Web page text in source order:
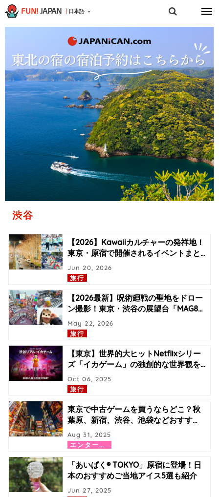
FUN! JAPAN 日本語
渋谷
【2026】Kawaiiカルチャーの発祥地！
東京・原宿で開催されるイベントまと…
旅行
Jun 20, 2026
【2026最新】呪術廻戦の聖地をドロー
ン撮影！東京・渋谷の展望台「MAG8…
旅行
May 22, 2026
【東京】世界的大ヒットNetflixシリー
ズ「イカゲーム」の独創的な世界観を…
旅行
Oct 06, 2025
東京で中古ゲームを買うならどこ？秋
葉原、新宿、渋谷、池袋などおすす…
エ
ンターテイメント
Aug 31, 2025
「あいぱく® TOKYO」原宿に登場！日
本のおすすめご当地アイス5選も紹介
Jun 27, 2025